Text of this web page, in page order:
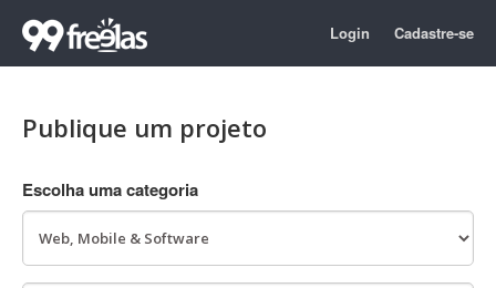
Login Cadastre-se
Publique um projeto
Escolha uma categoria